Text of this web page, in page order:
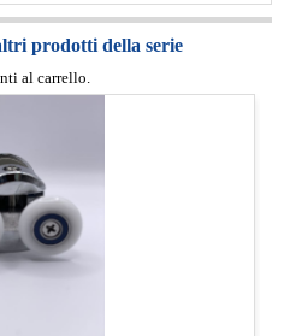
prodotti della serie
al carrello.